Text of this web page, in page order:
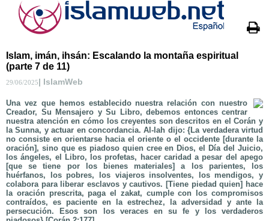
Islam, imán, ihsán: Escalando la montaña espiritual
(parte 7 de 11)
29/06/2025| IslamWeb
Una vez que hemos establecido nuestra relación con nuestro
Creador, Su Mensajero y Su Libro, debemos entonces centrar
nuestra atención en cómo los creyentes son descritos en el Corán y
la Sunna, y actuar en concordancia. Al-lah dijo: {La verdadera virtud
no consiste en orientarse hacia el oriente o el occidente [durante la
oración], sino que es piadoso quien cree en Dios, el Día del Juicio,
los ángeles, el Libro, los profetas, hacer caridad a pesar del apego
[que se tiene por los bienes materiales] a los parientes, los
huérfanos, los pobres, los viajeros insolventes, los mendigos, y
colabora para liberar esclavos y cautivos. [Tiene piedad quien] hace
la oración prescrita, paga el zakat, cumple con los compromisos
contraídos, es paciente en la estrechez, la adversidad y ante la
persecución. Esos son los veraces en su fe y los verdaderos